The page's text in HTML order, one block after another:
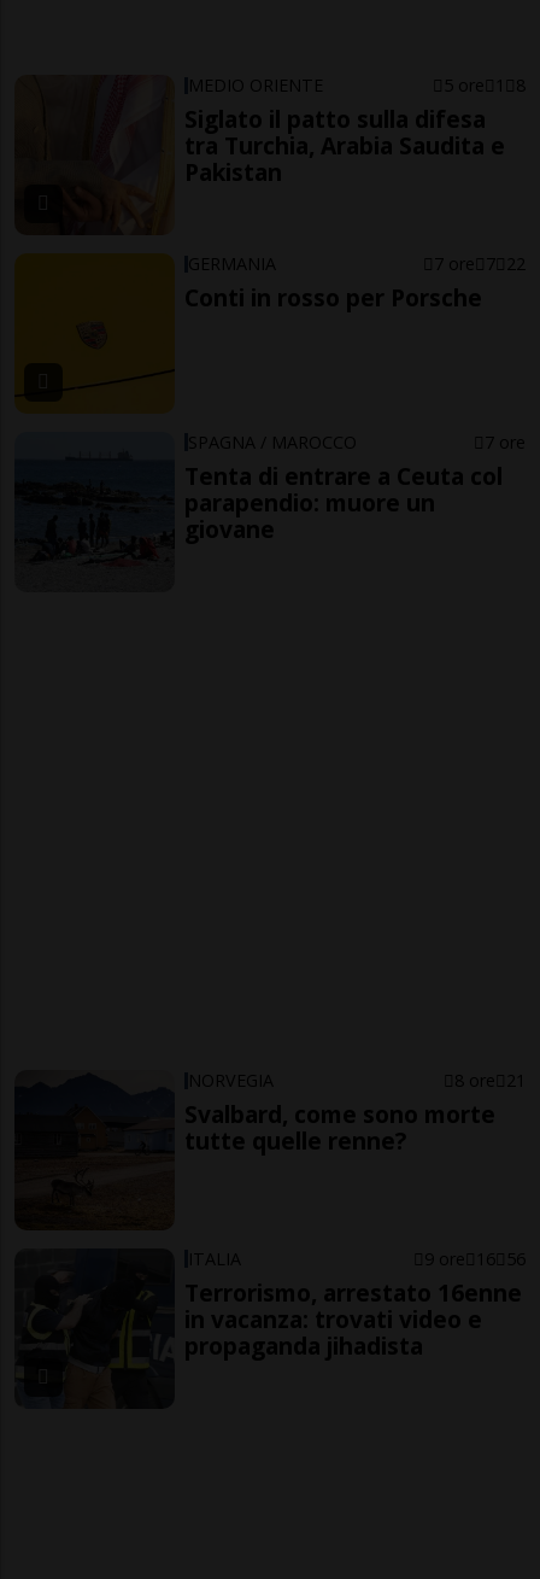
MEDIO ORIENTE 5 ore 1 8
Siglato il patto sulla difesa
tra Turchia, Arabia Saudita e
Pakistan
GERMANIA 7 ore 7 22
Conti in rosso per Porsche
SPAGNA / MAROCCO 7 ore
Tenta di entrare a Ceuta col
parapendio: muore un
giovane
NORVEGIA 8 ore 21
Svalbard, come sono morte
tutte quelle renne?
ITALIA 9 ore 16 56
Terrorismo, arrestato 16enne
in vacanza: trovati video e
propaganda jihadista